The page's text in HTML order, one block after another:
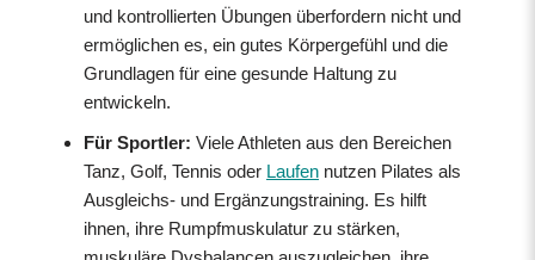
und kontrollierten Übungen überfordern nicht und
ermöglichen es, ein gutes Körpergefühl und die
Grundlagen für eine gesunde Haltung zu
entwickeln.
Für Sportler: Viele Athleten aus den Bereichen
Tanz, Golf, Tennis oder Laufen nutzen Pilates als
Ausgleichs- und Ergänzungstraining. Es hilft
ihnen, ihre Rumpfmuskulatur zu stärken,